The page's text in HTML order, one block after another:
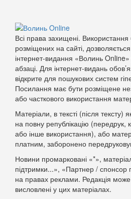
Всі права захищені. Використання
розміщених на сайті,
інтернет-видання «Волинь
абзаці. Для інтернет-видань
відкрите для пошукових систем
Посилання має бути розміщене
або часткового використання
Матеріали, в тексті (після тексту)
на повну републікацію (передрук,
або інше використання), або
платним, заборонено
Новини промарковані «*»,
підтримки...», «Партнер / спонсор
на правах реклами. Редакція
висловлені у цих матеріалах.